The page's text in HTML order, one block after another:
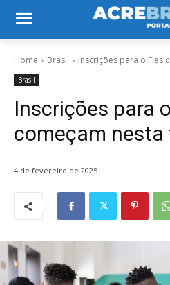
Home Brasil Inscrições para o Fies
Brasil
Inscrições para
começam nesta
4 de fevereiro de 2025